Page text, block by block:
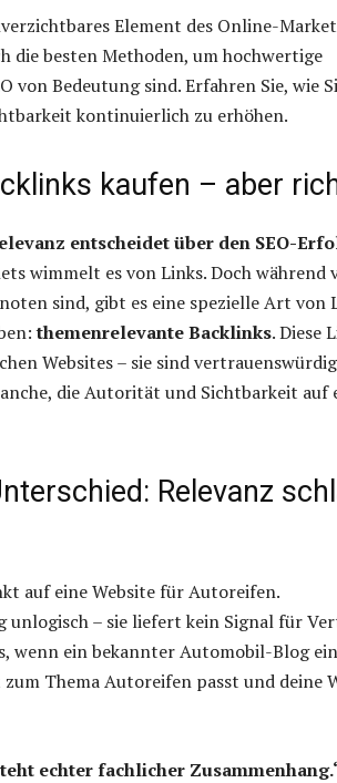
Element des Online-
die besten Methoden, um hochwertige
von Bedeutung sind. Erfahren Sie, wie
kontinuierlich zu erhöhen.
kaufen – aber
entscheidet über den SEO-
wimmelt es von Links. Doch während
sind, gibt es eine spezielle Art von
themenrelevante Backlinks. Diese
Websites – sie sind
die Autorität und Sichtbarkeit auf
Relevanz
auf eine Website für Autoreifen.
unlogisch – sie liefert kein Signal für
wenn ein bekannter Automobil-Blog
Thema Autoreifen passt und deine
echter fachlicher